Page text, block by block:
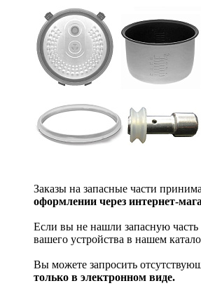
Заказы на запасные части
оформлении через интернет-
Если вы не нашли запасную часть
вашего устройства в нашем
Вы можете запросить
только в электронном виде.